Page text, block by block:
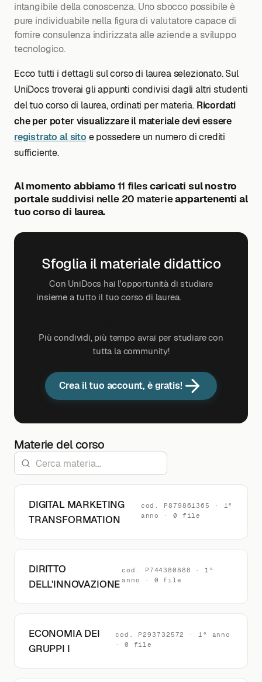
intangibile della conoscenza. Uno sbocco possibile è
pure individuabile nella figura di valutatore capace di
fornire consulenza indirizzata alle aziende a sviluppo
tecnologico.
Ecco tutti i dettagli sul corso di laurea selezionato. Sul
UniDocs troverai gli appunti condivisi dagli altri studenti
del tuo corso di laurea, ordinati per materia. Ricordati
che per poter visualizzare il materiale devi essere
registrato al sito e possedere un numero di crediti
sufficiente.
Al momento abbiamo11 filescaricati sul nostro
portalesuddivisi nelle 20 materieappartenenti al
tuo corso di laurea.
Sfoglia il materiale didattico
Con UniDocs hai l'opportunità di studiare
insieme a tutto il tuo corso di laurea.
Più condividi, più tempo avrai per studiare con
tutta la community!
Crea il tuo account, è gratis!
Materie del corso
DIGITAL MARKETING
TRANSFORMATION
cod. P879861365 · 1°
anno · 0 file
DIRITTO
DELL'INNOVAZIONE
cod. P744380888 · 1°
anno · 0 file
ECONOMIA DEI
GRUPPI I
cod. P293732572 · 1° anno
· 0 file